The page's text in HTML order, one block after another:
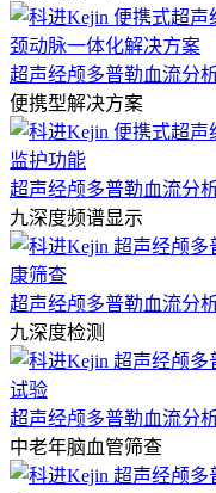
超声经颅多普勒血流分
便携型解决方案
超声经颅多普勒血流分
九深度频谱显示
超声经颅多普勒血流分
九深度检测
超声经颅多普勒血流分
中老年脑血管筛查